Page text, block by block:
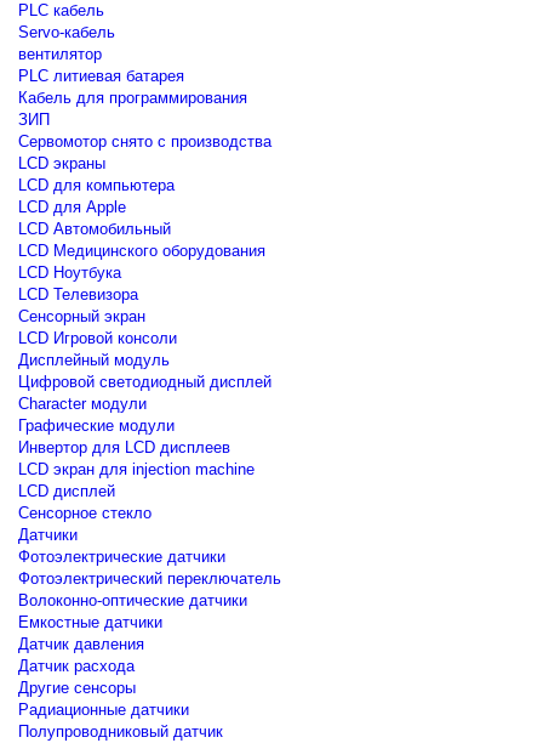
PLC кабель
Servo-кабель
вентилятор
PLC литиевая батарея
Кабель для программирования
ЗИП
Сервомотор снято с производства
LCD экраны
LCD для компьютера
LCD для Apple
LCD Автомобильный
LCD Медицинского оборудования
LCD Ноутбука
LCD Телевизора
Сенсорный экран
LCD Игровой консоли
Дисплейный модуль
Цифровой светодиодный дисплей
Сharacter модули
Графические модули
Инвертор для LCD дисплеев
LCD экран для injection machine
LCD дисплей
Сенсорное стекло
Датчики
Фотоэлектрические датчики
Фотоэлектрический переключатель
Волоконно-оптические датчики
Емкостные датчики
Датчик давления
Датчик расхода
Другие сенсоры
Радиационные датчики
Полупроводниковый датчик